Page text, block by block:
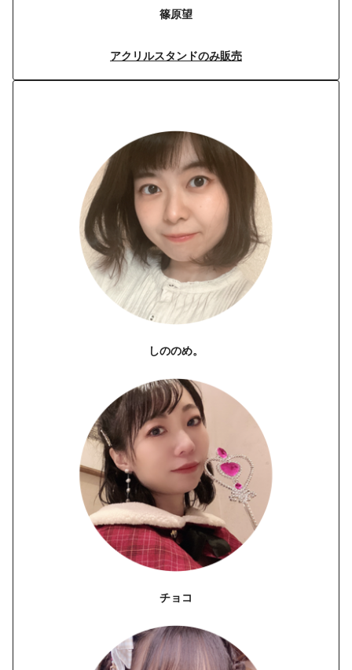
篠原望
アクリルスタンドのみ販売
しののめ。
チョコ